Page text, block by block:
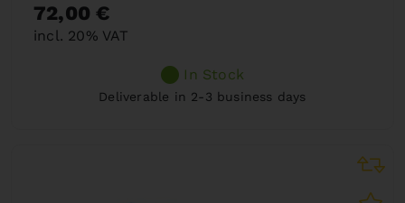
72,00 €
incl. 20% VAT
In Stock
Deliverable in 2-3 business days